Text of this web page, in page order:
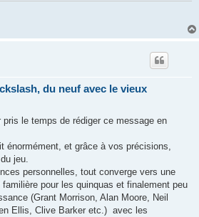
du neuf avec le vieux
le temps de rédiger ce message en
énormément, et grâce à vos précisions,
jeu.
personnelles, tout converge vers une
pour les quinquas et finalement peu
(Grant Morrison, Alan Moore, Neil
Ellis, Clive Barker etc.) avec les